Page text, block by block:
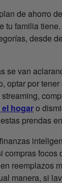
de ahorro
tu familia
desde
se van
optar por
hogaro
prendas
compras focos
reemplazos
manera, si